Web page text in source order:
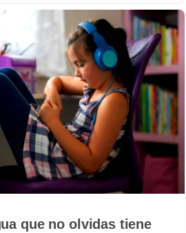
que no olvidas tiene